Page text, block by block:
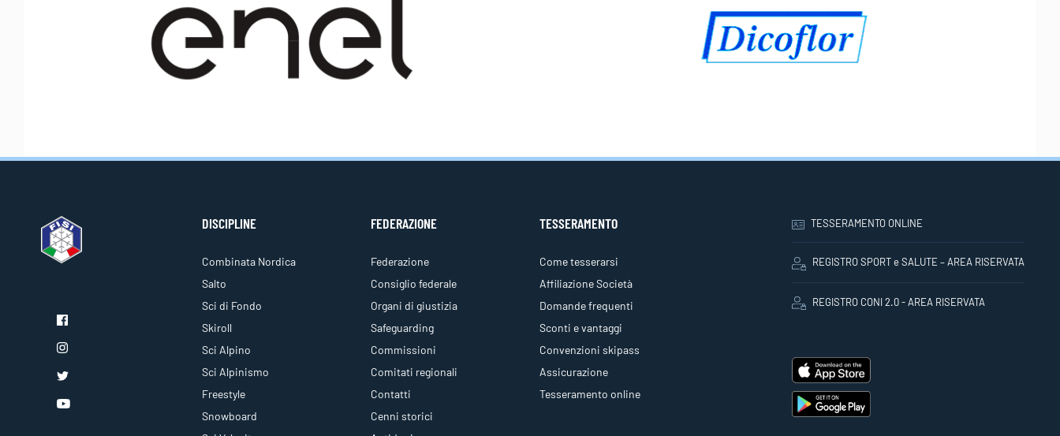
DISCIPLINE
Combinata Nordica
Salto
Sci di Fondo
Skiroll
Sci Alpino
Sci Alpinismo
Freestyle
Snowboard
FEDERAZIONE
Federazione
Consiglio federale
Organi di giustizia
Safeguarding
Commissioni
Comitati regionali
Contatti
Cenni storici
TESSERAMENTO
Come tesserarsi
Affiliazione Società
Domande frequenti
Sconti e vantaggi
Convenzioni skipass
Assicurazione
Tesseramento online
TESSERAMENTO ONLINE
REGISTRO SPORT e SALUTE – AREA RISERVATA
REGISTRO CONI 2.0 - AREA RISERVATA